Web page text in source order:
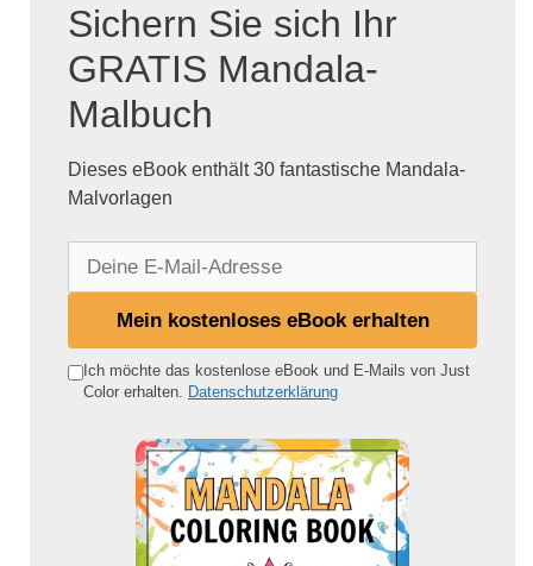
Sichern Sie sich Ihr
GRATIS Mandala-
Malbuch
Dieses eBook enthält 30 fantastische Mandala-
Malvorlagen
e
Mein kostenloses eBook erhalten
Ich möchte das kostenlose eBook und E-Mails von Just
Color erhalten. Datenschutzerklärung